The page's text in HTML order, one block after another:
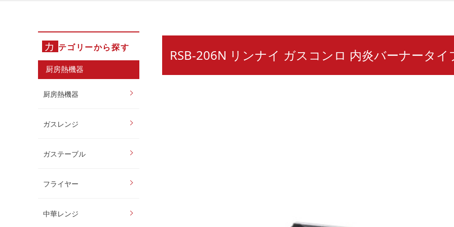
カ テゴリーから探す
厨房熱機器
厨房熱機器
ガスレンジ
ガステーブル
フライヤー
中華レンジ
RSB-206N リンナイ ガスコンロ 内炎バーナータイ